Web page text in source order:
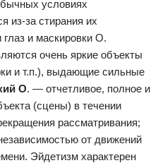
условиях
из-за стирания их
и маскировки О.
очень яркие объекты
и т.п.), выдающие сильные
О. — отчетливое, полное и
(сцены) в течении
рассматривания;
от движений
Эйдетизм характерен